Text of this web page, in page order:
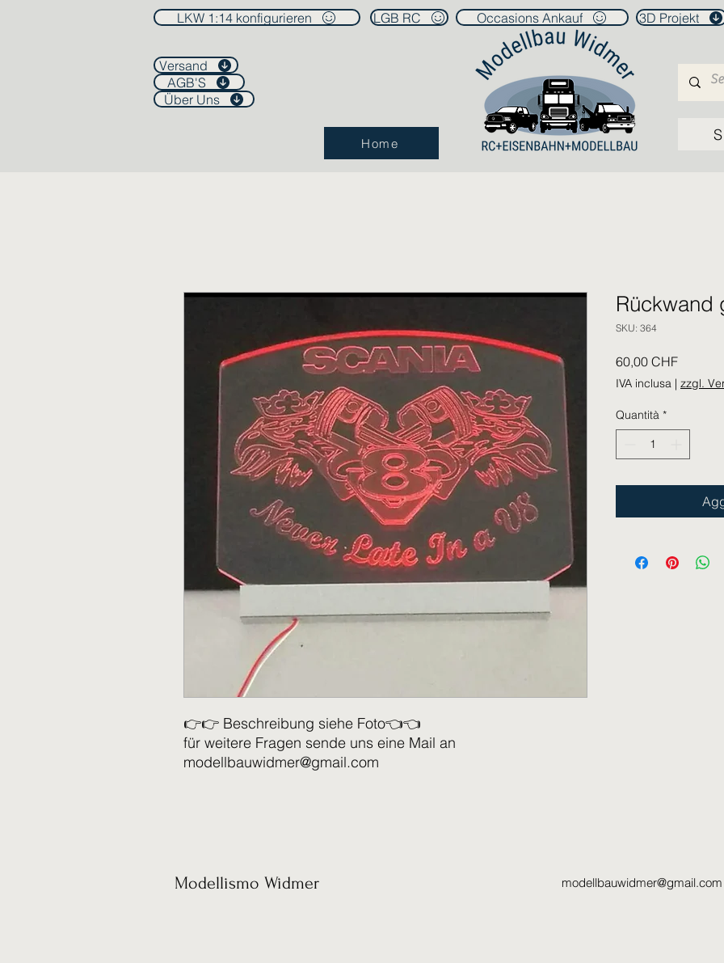
LKW 1:14 konfigurieren LGB RC
Versand
AGB'S
Über Uns
Home
Occasions Ankauf 3D Projekt
👉👉 Beschreibung siehe Foto👈👈
für weitere Fragen sende uns eine Mail an
modellbauwidmer@gmail.com
Rückwand
SKU: 364
60,00 CHFPrezzo
IVA inclusa | zzgl.
Quantità *
Modellismo Widmer modellbauwidmer@gmail.com